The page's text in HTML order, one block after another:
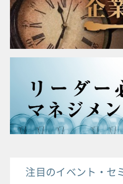
注目のイベント・セ